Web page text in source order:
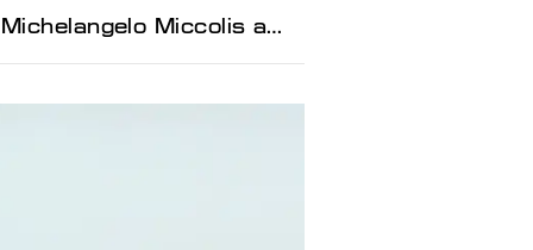
Miccolis and Dina Khuseyn